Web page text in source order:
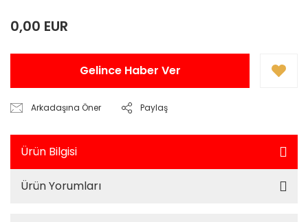
0,00 EUR
Gelince Haber Ver
Arkadaşına Öner Paylaş
Ürün Bilgisi
Ürün Yorumları